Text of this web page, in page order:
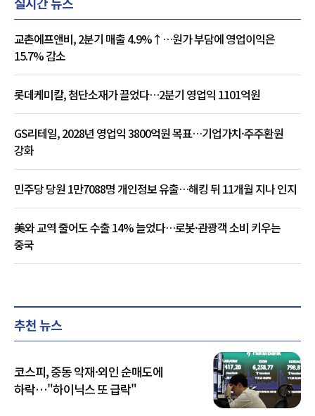
교촌에프앤비, 2분기 매출 4.9%↑…원가 부담에 영업이익은
15.7% 감소
롯데케미칼, 첨단소재가 끌었다…2분기 영업익 1101억원
GS리테일, 2028년 영업익 3800억원 목표…기업가치·주주환원
강화
민주당 당원 1만7088명 개인정보 유출…해킹 뒤 11개월 지나 인지
美와 교역 줄어도 수출 14% 늘었다…로봇·관광객 소비 키우는
중국
추천 뉴스
코스피, 중동 악재·외인 순매도에
하락…"하이닉스 또 급락"